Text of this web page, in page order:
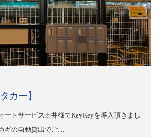
カー】
ートサービス土井様でKeyKeyを導入頂きまし
ギの自動貸出でご…